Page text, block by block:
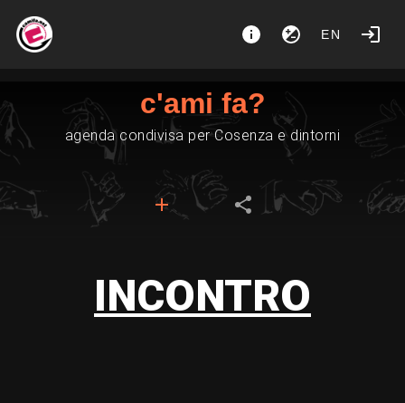
EN
c'ami fa?
agenda condivisa per Cosenza e dintorni
INCONTRO